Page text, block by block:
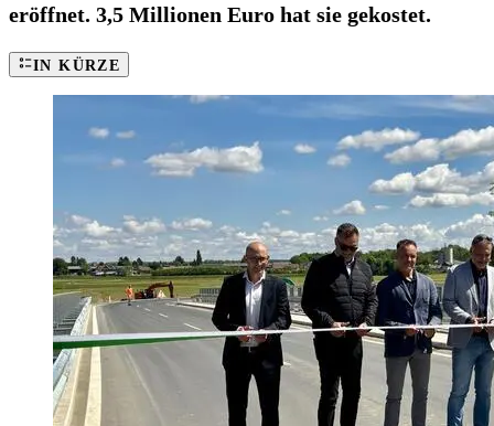
eröffnet. 3,5 Millionen Euro hat sie gekostet.
IN KÜRZE